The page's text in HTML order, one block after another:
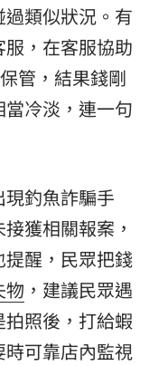
類似狀況。有
，在客服協助
管，結果錢剛
冷淡，連一句
釣魚詐騙手
獲相關報案，
醒，民眾把錢
物 ，建議民眾遇
照後，打給蝦
可靠店內監視